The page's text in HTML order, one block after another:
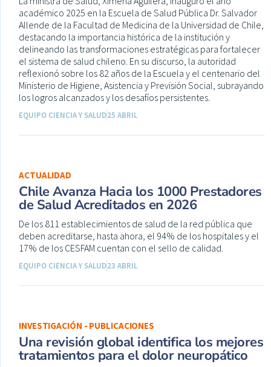
académico 2025 en la Escuela de Salud Pública Dr. Salvador
Allende de la Facultad de Medicina de la Universidad de Chile,
destacando la importancia histórica de la institución y
delineando las transformaciones estratégicas para fortalecer
el sistema de salud chileno. En su discurso, la autoridad
reflexionó sobre los 82 años de la Escuela y el centenario del
Ministerio de Higiene, Asistencia y Previsión Social, subrayando
los logros alcanzados y los desafíos persistentes.
EQUIPO CIENCIA Y SALUD25 ABRIL
ACTUALIDAD
Chile Avanza Hacia los 1000 Prestadores
de Salud Acreditados en 2026
De los 811 establecimientos de salud de la red pública que
deben acreditarse, hasta ahora, el 94% de los hospitales y el
17% de los CESFAM cuentan con el sello de calidad.
EQUIPO CIENCIA Y SALUD23 ABRIL
INVESTIGACIÓN - PUBLICACIONES
Una revisión global identifica los mejores
tratamientos para el dolor neuropático